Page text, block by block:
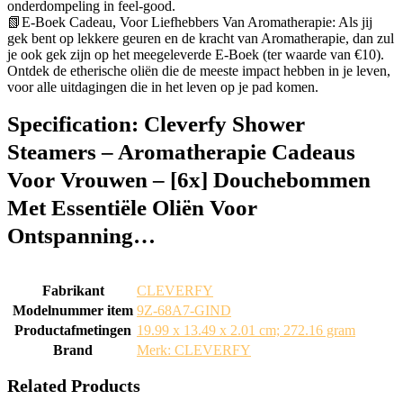
onderdompeling in feel-good.
📗E-Boek Cadeau, Voor Liefhebbers Van Aromatherapie: Als jij
gek bent op lekkere geuren en de kracht van Aromatherapie, dan zul
je ook gek zijn op het meegeleverde E-Boek (ter waarde van €10).
Ontdek de etherische oliën die de meeste impact hebben in je leven,
voor alle uitdagingen die in het leven op je pad komen.
Specification: Cleverfy Shower
Steamers – Aromatherapie Cadeaus
Voor Vrouwen – [6x] Douchebommen
Met Essentiële Oliën Voor
Ontspanning…
Fabrikant
‎CLEVERFY
Modelnummer item ‎9Z-68A7-GIND
Productafmetingen ‎19.99 x 13.49 x 2.01 cm; 272.16 gram
Brand
Merk: CLEVERFY
Related Products